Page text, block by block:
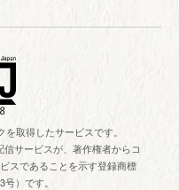
取得したサービスです。
サービスが、著作権者からコ
スであることを示す登録商標
）です。